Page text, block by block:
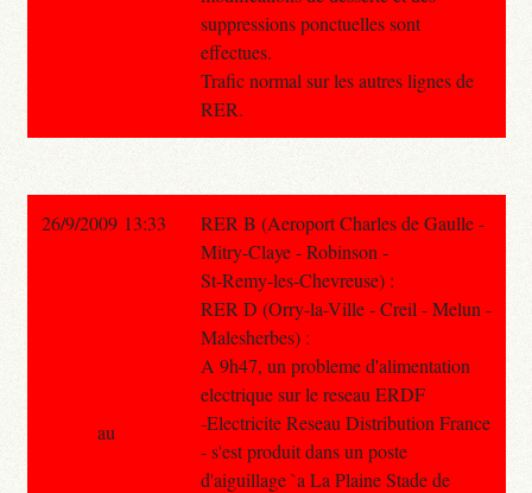
suppressions ponctuelles sont
effectues.
Trafic normal sur les autres lignes de
RER.
26/9/2009 13:33
RER B (Aeroport Charles de Gaulle -
Mitry-Claye - Robinson -
St-Remy-les-Chevreuse) :
RER D (Orry-la-Ville - Creil - Melun -
Malesherbes) :
A 9h47, un probleme d'alimentation
electrique sur le reseau ERDF
-Electricite Reseau Distribution France
- s'est produit dans un poste
d'aiguillage `a La Plaine Stade de
au